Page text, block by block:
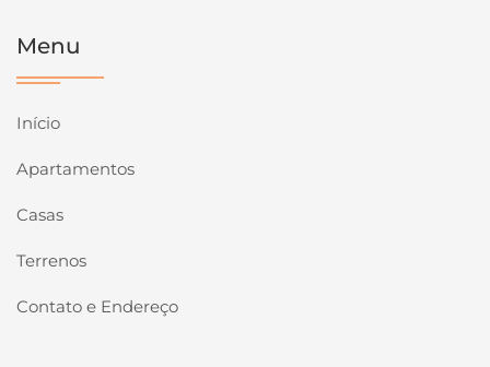
Menu
Início
Apartamentos
Casas
Terrenos
Contato e Endereço